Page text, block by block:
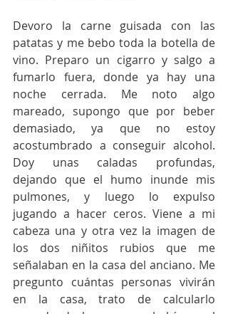
Devoro la carne guisada con las
patatas y me bebo toda la botella de
vino. Preparo un cigarro y salgo a
fumarlo fuera, donde ya hay una
noche cerrada. Me noto algo
mareado, supongo que por beber
demasiado, ya que no estoy
acostumbrado a conseguir alcohol.
Doy unas caladas profundas,
dejando que el humo inunde mis
pulmones, y luego lo expulso
jugando a hacer ceros. Viene a mi
cabeza una y otra vez la imagen de
los dos niñitos rubios que me
señalaban en la casa del anciano. Me
pregunto cuántas personas vivirán
en la casa, trato de calcularlo